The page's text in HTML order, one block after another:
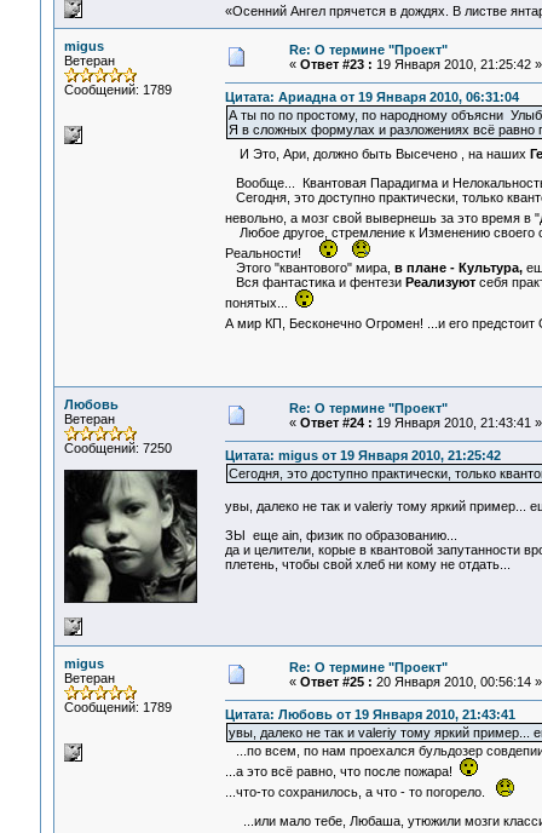
«Осенний Ангел прячется в дождях. В листве
migus
Ветеран
Сообщений: 1789
Re: О термине "Проект"
« Ответ #23 : 19 Января 2010, 21:25:42 »
Цитата: Ариадна от 19 Января 2010, 06:31:04
А ты по по простому, по народному объясни
Я в сложных формулах и разложениях всё равно
И Это, Ари, должно быть Высечено , на наших
Вообще... Квантовая Парадигма и
Сегодня, это доступно практически, только
невольно, а мозг свой вывернешь за это время
Любое другое, стремление к Изменению своего
Реальности!
Этого "квантового" мира, в плане - Культура,
Вся фантастика и фентезиРеализуют себя
понятых...
А мир КП, Бесконечно Огромен! ...и его
Любовь
Ветеран
Сообщений: 7250
Re: О термине "Проект"
« Ответ #24 : 19 Января 2010, 21:43:41 »
Цитата: migus от 19 Января 2010, 21:25:42
Сегодня, это доступно практически, только
увы, далеко не так и valeriy тому яркий пример...
ЗЫ еще ain, физик по образованию...
да и целители, корые в квантовой запутанности
плетень, чтобы свой хлеб ни кому не отдать...
migus
Ветеран
Сообщений: 1789
Re: О термине "Проект"
« Ответ #25 : 20 Января 2010, 00:56:14 »
Цитата: Любовь от 19 Января 2010, 21:43:41
увы, далеко не так и valeriy тому яркий пример...
...по всем, по нам проехался бульдозер
...а это всё равно, что после пожара!
...что-то сохранилось, а что - то погорело.
...или мало тебе, Любаша, утюжили мозги